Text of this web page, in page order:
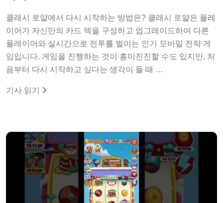
클래시 로얄에서 다시 시작하는 방법은? 클래시 로얄은 플레
이어가 자신만의 카드 덱을 구성하고 업그레이드하여 다른
플레이어와 실시간으로 전투를 벌이는 인기 모바일 전략 게
임입니다. 게임을 진행하는 것이 흥미진진할 수도 있지만, 처
음부터 다시 시작하고 싶다는 생각이 들 때 …
기사 읽기